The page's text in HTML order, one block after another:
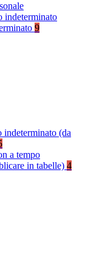
indeterminato
9
indeterminato (da
a tempo
in tabelle) 4